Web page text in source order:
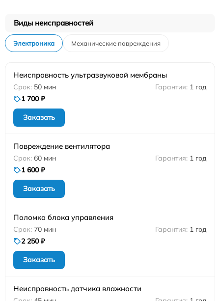
Виды неисправностей
Электроника Механические повреждения
Неисправность ультразвуковой мембраны
50 мин
1 год
1 700 ₽
Заказать
Повреждение вентилятора
60 мин
1 год
1 600 ₽
Заказать
Поломка блока управления
70 мин
1 год
2 250 ₽
Заказать
Неисправность датчика влажности